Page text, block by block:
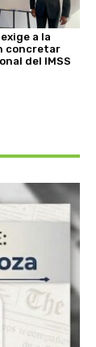
a la
concretar
del IMSS